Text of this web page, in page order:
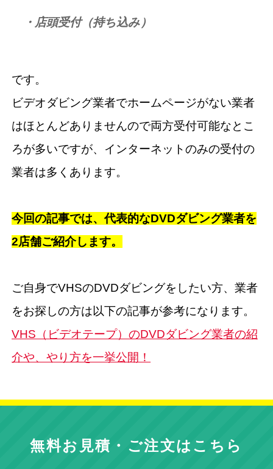
・店頭受付（持ち込み）
です。
ビデオダビング業者でホームページがない業者
はほとんどありませんので両方受付可能なとこ
ろが多いですが、インターネットのみの受付の
業者は多くあります。
今回の記事では、代表的なDVDダビング業者を
2店舗ご紹介します。
ご自身でVHSのDVDダビングをしたい方、業者
をお探しの方は以下の記事が参考になります。
VHS（ビデオテープ）のDVDダビング業者の紹
介や、やり方を一挙公開！
無料お見積・ご注文はこちら